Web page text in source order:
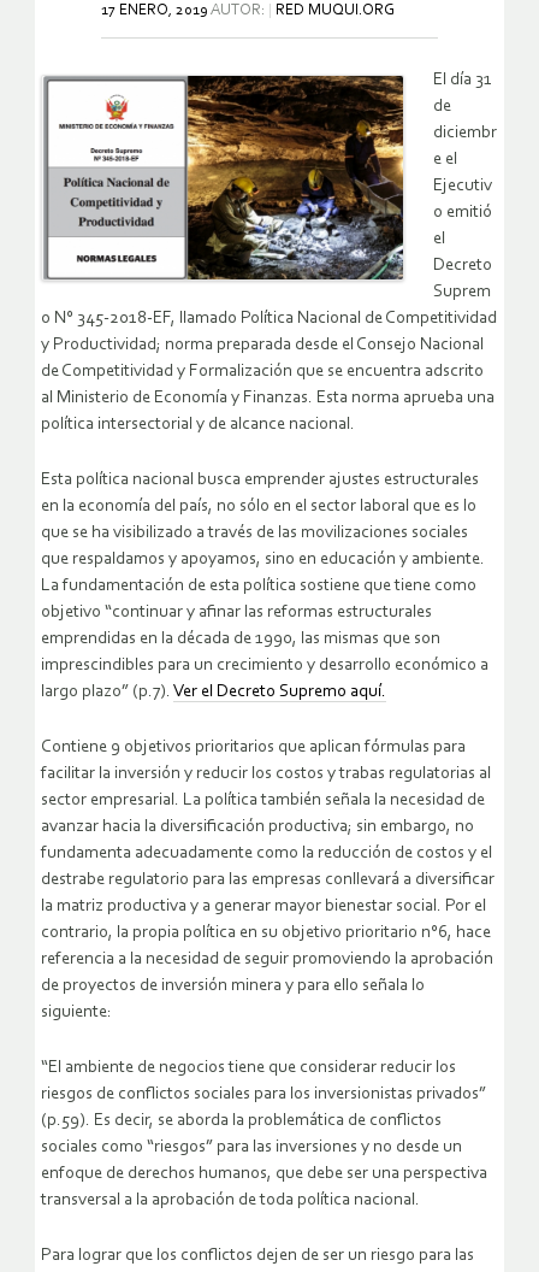
17 ENERO, 2019 AUTOR: RED MUQUI.ORG
El día 31
de
diciembr
e el
Ejecutiv
o emitió
el
Decreto
Suprem
o N° 345-2018-EF, llamado Política Nacional de Competitividad
y Productividad; norma preparada desde el Consejo Nacional
de Competitividad y Formalización que se encuentra adscrito
al Ministerio de Economía y Finanzas. Esta norma aprueba una
política intersectorial y de alcance nacional.
Esta política nacional busca emprender ajustes estructurales
en la economía del país, no sólo en el sector laboral que es lo
que se ha visibilizado a través de las movilizaciones sociales
que respaldamos y apoyamos, sino en educación y ambiente.
La fundamentación de esta política sostiene que tiene como
objetivo “continuar y afinar las reformas estructurales
emprendidas en la década de 1990, las mismas que son
imprescindibles para un crecimiento y desarrollo económico a
largo plazo” (p.7). Ver el Decreto Supremo aquí.
Contiene 9 objetivos prioritarios que aplican fórmulas para
facilitar la inversión y reducir los costos y trabas regulatorias al
sector empresarial. La política también señala la necesidad de
avanzar hacia la diversificación productiva; sin embargo, no
fundamenta adecuadamente como la reducción de costos y el
destrabe regulatorio para las empresas conllevará a diversificar
la matriz productiva y a generar mayor bienestar social. Por el
contrario, la propia política en su objetivo prioritario n°6, hace
referencia a la necesidad de seguir promoviendo la aprobación
de proyectos de inversión minera y para ello señala lo
siguiente:
“El ambiente de negocios tiene que considerar reducir los
riesgos de conflictos sociales para los inversionistas privados”
(p.59). Es decir, se aborda la problemática de conflictos
sociales como “riesgos” para las inversiones y no desde un
enfoque de derechos humanos, que debe ser una perspectiva
transversal a la aprobación de toda política nacional.
Para lograr que los conflictos dejen de ser un riesgo para las